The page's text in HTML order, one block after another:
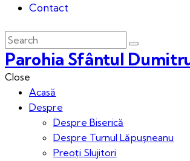
Contact
Parohia Sfântul
Close
Acasă
Despre
Despre Biserică
Despre Turnul Lăpușneanu
Preoți Slujitori